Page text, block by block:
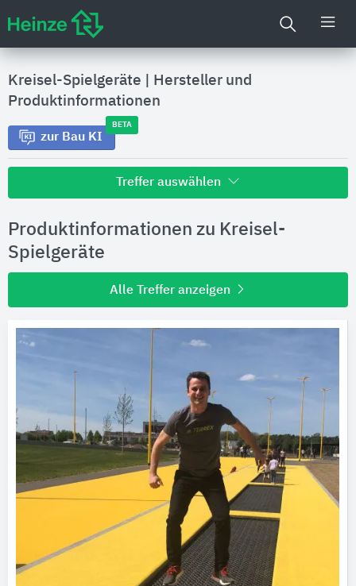
Kreisel-Spielgeräte
Hersteller und
Produktinformationen
zur Bau KI
BETA
Treffer auswählen
Hersteller
Produktinformationen
Produktdaten
CAD-Details
Architekturobjekte
Expertenprofile
Produktinformationen zu Kreisel-
Spielgeräte
Alle Treffer anzeigen